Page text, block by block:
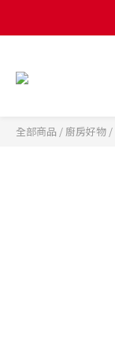
全部商品 / 廚房好物 /